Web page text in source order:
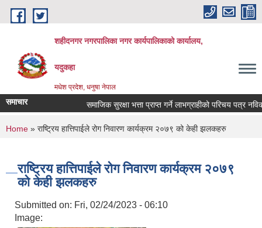
Skip to main content
शहीदनगर नगरपालिका नगर कार्यपालिकाको कार्यालय,
यदुकहा
मधेश प्रदेश, धनुषा नेपाल
समाचार समाजिक सुरक्षा भत्ता प्राप्त गर्ने लाभग्राहीको परिचय पत्र
You are here
Home » राष्ट्रिय हात्तिपाईले रोग निवारण कार्यक्रम २०७९ को केही झलकहरु
राष्ट्रिय हात्तिपाईले रोग निवारण कार्यक्रम २०७९
को केही झलकहरु
Submitted on: Fri, 02/24/2023 - 06:10
Image: